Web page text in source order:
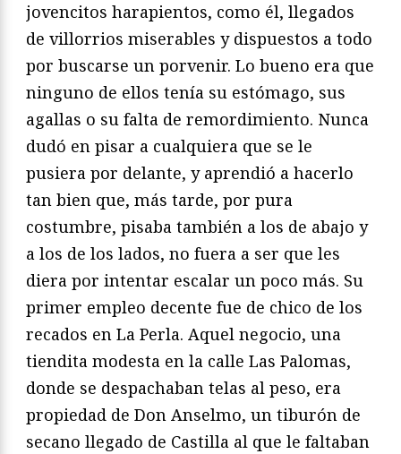
jovencitos harapientos, como él, llegados
de villorrios miserables y dispuestos a todo
por buscarse un porvenir. Lo bueno era que
ninguno de ellos tenía su estómago, sus
agallas o su falta de remordimiento. Nunca
dudó en pisar a cualquiera que se le
pusiera por delante, y aprendió a hacerlo
tan bien que, más tarde, por pura
costumbre, pisaba también a los de abajo y
a los de los lados, no fuera a ser que les
diera por intentar escalar un poco más. Su
primer empleo decente fue de chico de los
recados en La Perla. Aquel negocio, una
tiendita modesta en la calle Las Palomas,
donde se despachaban telas al peso, era
propiedad de Don Anselmo, un tiburón de
secano llegado de Castilla al que le faltaban